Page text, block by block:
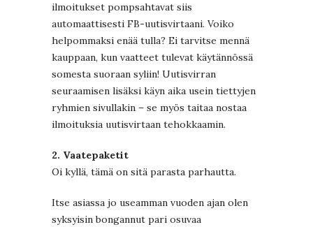
ilmoitukset pompsahtavat siis
automaattisesti FB-uutisvirtaani. Voiko
helpommaksi enää tulla? Ei tarvitse mennä
kauppaan, kun vaatteet tulevat käytännössä
somesta suoraan syliin! Uutisvirran
seuraamisen lisäksi käyn aika usein tiettyjen
ryhmien sivullakin – se myös taitaa nostaa
ilmoituksia uutisvirtaan tehokkaamin.
2. Vaatepaketit
Oi kyllä, tämä on sitä parasta parhautta.
Itse asiassa jo useamman vuoden ajan olen
syksyisin bongannut pari osuvaa